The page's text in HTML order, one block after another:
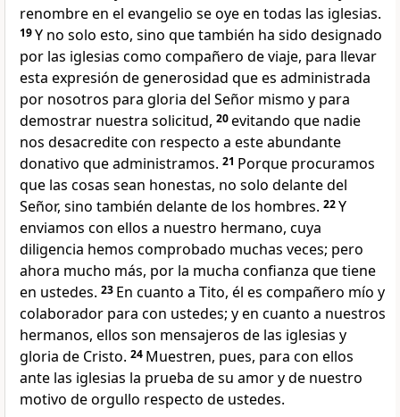
renombre en el evangelio se oye en todas las iglesias.
19Y no solo esto, sino que también ha sido designado
por las iglesias como compañero de viaje, para llevar
esta expresión de generosidad que es administrada
por nosotros para gloria del Señor mismo y para
demostrar nuestra solicitud, 20evitando que nadie
nos desacredite con respecto a este abundante
donativo que administramos. 21 Porque procuramos
que las cosas sean honestas, no solo delante del
Señor, sino también delante de los hombres. 22Y
enviamos con ellos a nuestro hermano, cuya
diligencia hemos comprobado muchas veces; pero
ahora mucho más, por la mucha confianza que tiene
en ustedes. 23 En cuanto a Tito, él es compañero mío y
colaborador para con ustedes; y en cuanto a nuestros
hermanos, ellos son mensajeros de las iglesias y
gloria de Cristo. 24 Muestren, pues, para con ellos
ante las iglesias la prueba de su amor y de nuestro
motivo de orgullo respecto de ustedes.